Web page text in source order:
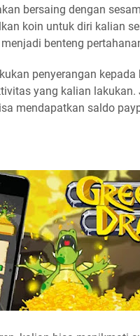
bersaing dengan
koin untuk diri kalian
benteng
penyerangan
yang kalian
mendapatkan saldo